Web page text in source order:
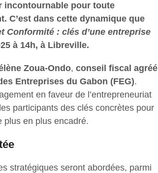
incontournable pour toute
C’est dans cette dynamique que
Conformité : clés d’une entreprise
à 14h, à Libreville.
Zoua-Ondo,conseil fiscal agréé
Entreprises du Gabon (FEG).
en faveur de l’entrepreneuriat
participants des clés concrètes pour
plus en plus encadré.
stratégiques seront abordées, parmi